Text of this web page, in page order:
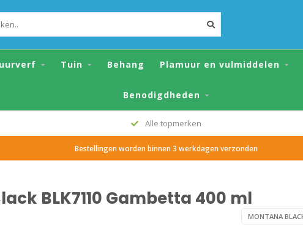
Tuin Behang Plamuur en vulmiddelen
Benodigdheden
Alle topmerken
Bestellingen worden binnen 3 werkdagen verzonden
Gambetta 400 ml
BLK7110 Gambetta 400 ml
MONTANA